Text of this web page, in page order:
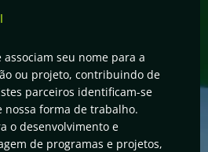
seu nome para a
ou projeto, contribuindo de
parceiros identificam-se
nossa forma de trabalho.
o desenvolvimento e
de programas e projetos,